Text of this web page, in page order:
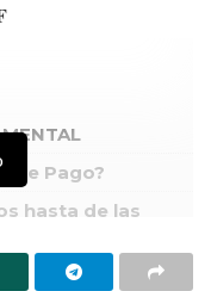
de Pago?
hasta de las